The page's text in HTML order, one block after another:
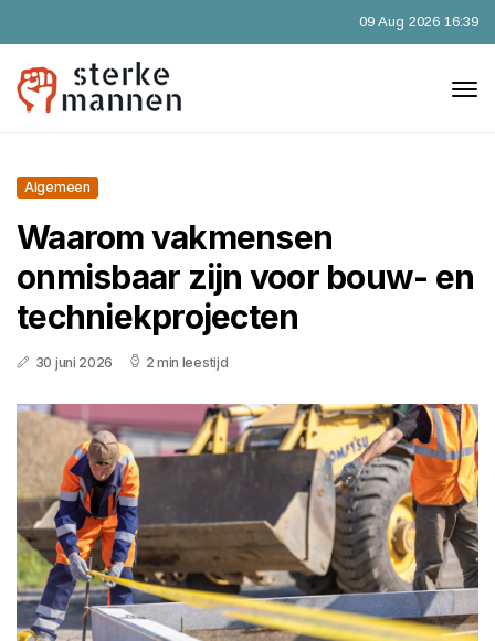
09 Aug 2026 16:39
Algemeen
Waarom vakmensen
onmisbaar zijn voor bouw- en
techniekprojecten
30 juni 2026 2 min leestijd